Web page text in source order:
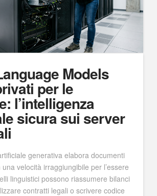
Models
per le
l’intelligenza
sicura sui server
generativa elabora documenti
velocità irraggiungibile per l’essere
linguistici possono riassumere bilanci
contratti legali o scrivere codice